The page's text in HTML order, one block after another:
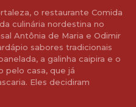
o restaurante Comida
culinária nordestina no
Antônia de Maria e Odimir
sabores tradicionais
a galinha caipira e o
Eles decidiram